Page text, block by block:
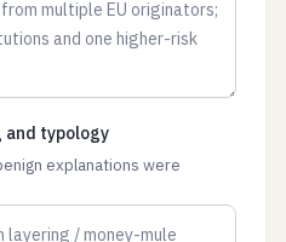
and typology
explanations were